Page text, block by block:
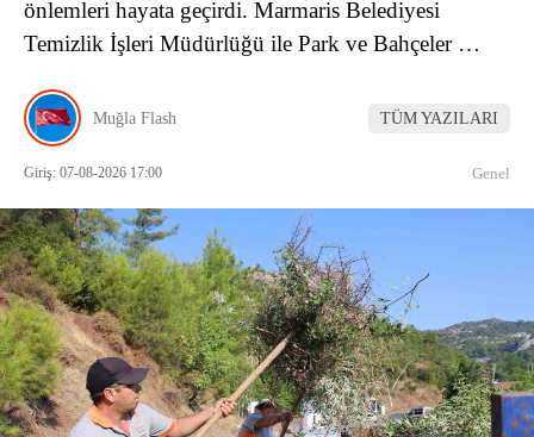
önlemleri hayata geçirdi. Marmaris Belediyesi
Temizlik İşleri Müdürlüğü ile Park ve Bahçeler …
Muğla Flash TÜM YAZILARI
Giriş: 07-08-2026 17:00 Genel